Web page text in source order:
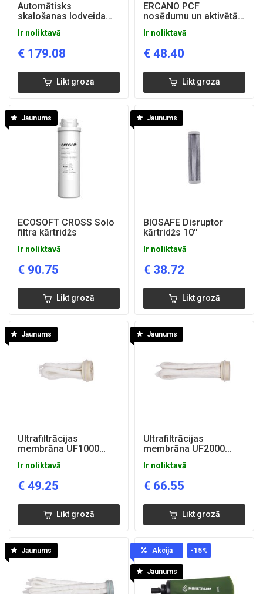
Automātisks
skalošanas lodveida
Ir noliktavā
€ 179.08
Likt grozā
ERCANO PCF
nosēdumu un aktivētās
Ir noliktavā
€ 48.40
Likt grozā
Jaunums
ECOSOFT CROSS Solo
filtra kārtridžs
Ir noliktavā
€ 90.75
Likt grozā
Jaunums
BIOSAFE Disruptor
kārtridžs 10''
Ir noliktavā
€ 38.72
Likt grozā
Jaunums
Ultrafiltrācijas
membrāna UF1000
Ir noliktavā
€ 49.25
Likt grozā
Jaunums
Ultrafiltrācijas
membrāna UF2000
Ir noliktavā
€ 66.55
Likt grozā
Jaunums Akcija -15%
Jaunums